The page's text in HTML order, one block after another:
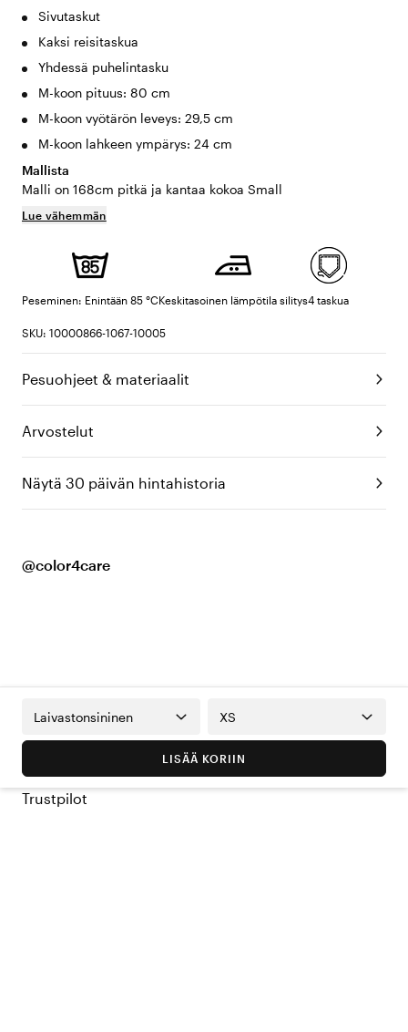
Sivutaskut
Kaksi reisitaskua
Yhdessä puhelintasku
M-koon pituus: 80 cm
M-koon vyötärön leveys: 29,5 cm
M-koon lahkeen ympärys: 24 cm
Mallista
Malli on 168cm pitkä ja kantaa kokoa Small
Lue vähemmän
Peseminen: Enintään 85 °CKeskitasoinen lämpötila silitys4 taskua
SKU: 10000866-1067-10005
Pesuohjeet & materiaalit
Arvostelut
Näytä 30 päivän hintahistoria
@color4care
Laivastonsininen XS
LISÄÄ KORIIN
Trustpilot